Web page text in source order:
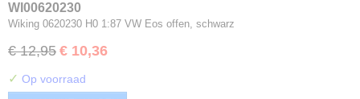
WI00620230
Wiking 0620230 H0 1:87 VW Eos offen, schwarz
€ 12,95 € 10,36
✓ Op voorraad